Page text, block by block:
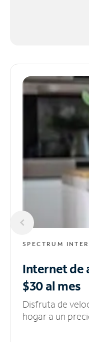
SPECTRUM
Internet de
$30 al mes
Disfruta de
hogar a un